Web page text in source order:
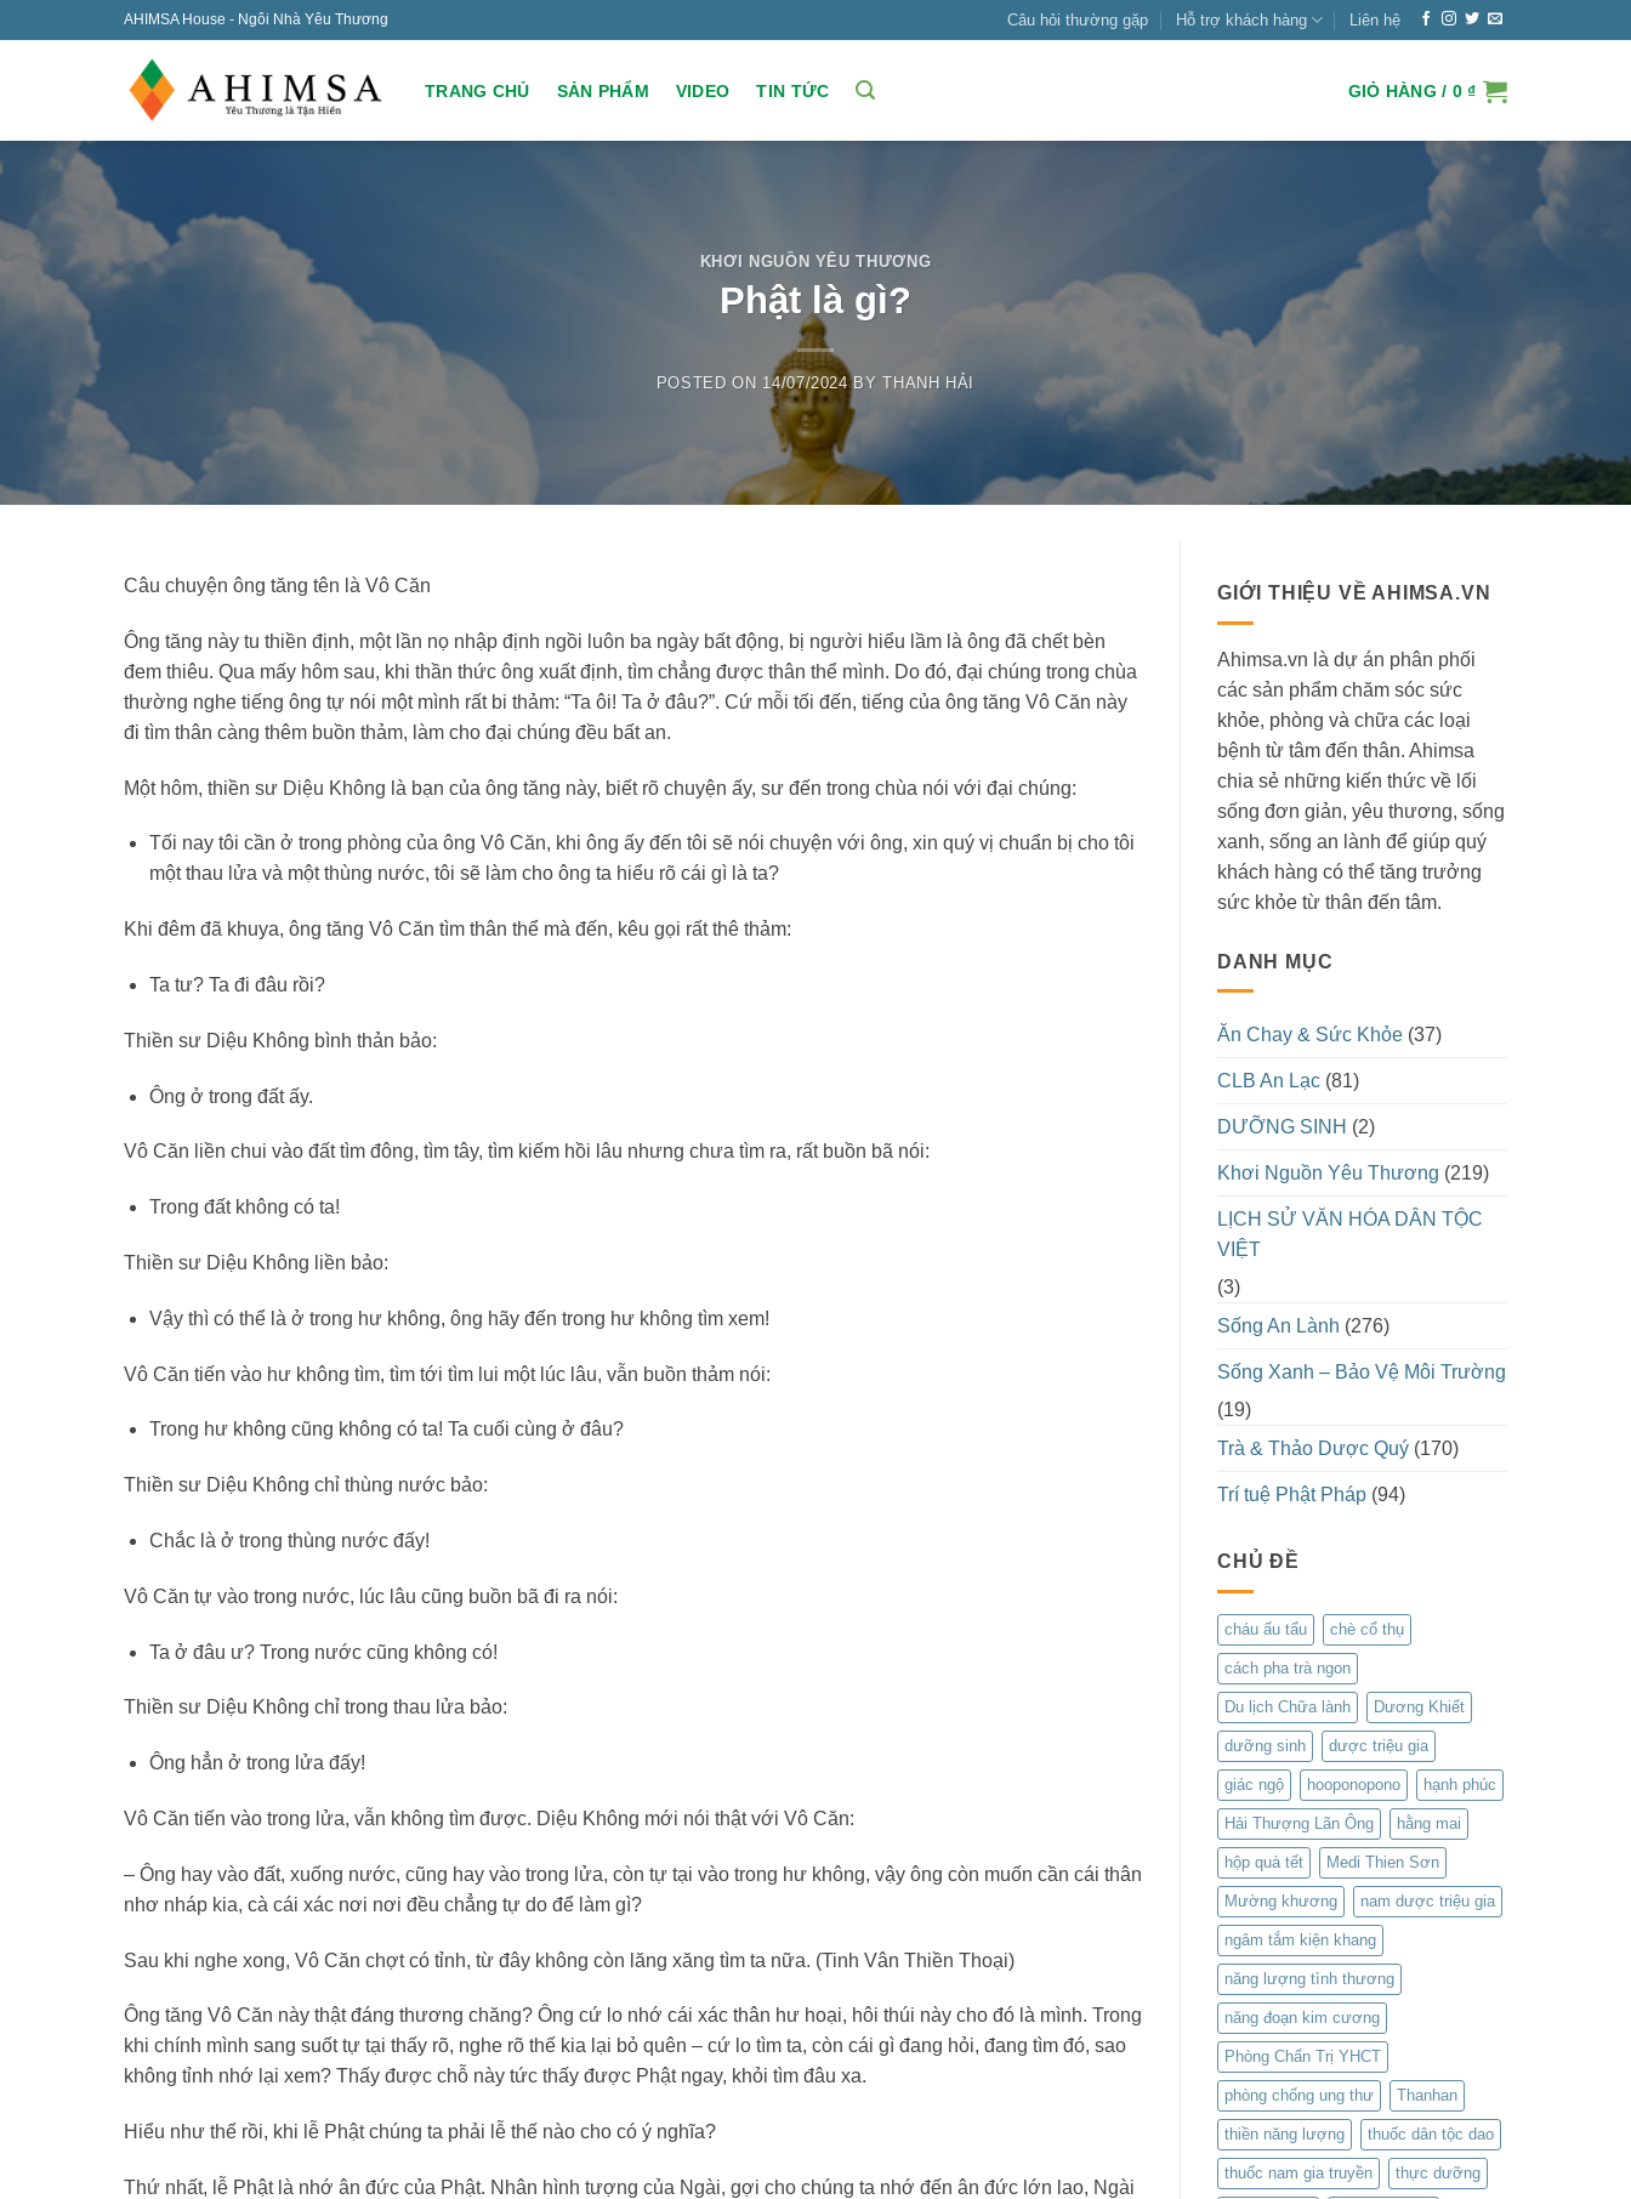
to
AHIMSA House - Ngôi Nhà Yêu Thương Câu hỏi thường gặp Hỗ trợ khách hàng Liên hệ
TRANG CHỦ SẢN PHẨM VIDEO TIN TỨC GIỎ HÀNG / 0₫
KHƠI NGUỒN YÊU THƯƠNG
Phật là gì?
POSTED ON 14/07/2024 BYTHANH HẢI
Câu chuyện ông tăng tên là Vô Căn
Ông tăng này tu thiền định, một lần nọ nhập định ngồi luôn ba ngày bất động, bị người hiểu lầm là ông đã chết bèn
đem thiêu. Qua mấy hôm sau, khi thần thức ông xuất định, tìm chẳng được thân thể mình. Do đó, đại chúng trong chùa
thường nghe tiếng ông tự nói một mình rất bi thảm: “Ta ôi! Ta ở đâu?”. Cứ mỗi tối đến, tiếng của ông tăng Vô Căn này
đi tìm thân càng thêm buồn thảm, làm cho đại chúng đều bất an.
Một hôm, thiền sư Diệu Không là bạn của ông tăng này, biết rõ chuyện ấy, sư đến trong chùa nói với đại chúng:
Tối nay tôi cần ở trong phòng của ông Vô Căn, khi ông ấy đến tôi sẽ nói chuyện với ông, xin quý vị chuẩn bị cho tôi
một thau lửa và một thùng nước, tôi sẽ làm cho ông ta hiểu rõ cái gì là ta?
Khi đêm đã khuya, ông tăng Vô Căn tìm thân thể mà đến, kêu gọi rất thê thảm:
Ta tư? Ta đi đâu rồi?
Thiền sư Diệu Không bình thản bảo:
Ông ở trong đất ấy.
Vô Căn liền chui vào đất tìm đông, tìm tây, tìm kiếm hồi lâu nhưng chưa tìm ra, rất buồn bã nói:
Trong đất không có ta!
Thiền sư Diệu Không liền bảo:
Vậy thì có thể là ở trong hư không, ông hãy đến trong hư không tìm xem!
Vô Căn tiến vào hư không tìm, tìm tới tìm lui một lúc lâu, vẫn buồn thảm nói:
Trong hư không cũng không có ta! Ta cuối cùng ở đâu?
Thiền sư Diệu Không chỉ thùng nước bảo:
Chắc là ở trong thùng nước đấy!
Vô Căn tự vào trong nước, lúc lâu cũng buồn bã đi ra nói:
Ta ở đâu ư? Trong nước cũng không có!
Thiền sư Diệu Không chỉ trong thau lửa bảo:
Ông hẳn ở trong lửa đấy!
Vô Căn tiến vào trong lửa, vẫn không tìm được. Diệu Không mới nói thật với Vô Căn:
– Ông hay vào đất, xuống nước, cũng hay vào trong lửa, còn tự tại vào trong hư không, vậy ông còn muốn cần cái thân
nhơ nháp kia, cà cái xác nơi nơi đều chẳng tự do để làm gì?
Sau khi nghe xong, Vô Căn chợt có tỉnh, từ đây không còn lăng xăng tìm ta nữa. (Tinh Vân Thiền Thoại)
Ông tăng Vô Căn này thật đáng thương chăng? Ông cứ lo nhớ cái xác thân hư hoại, hôi thúi này cho đó là mình. Trong
khi chính mình sang suốt tự tại thấy rõ, nghe rõ thế kia lại bỏ quên – cứ lo tìm ta, còn cái gì đang hỏi, đang tìm đó, sao
không tỉnh nhớ lại xem? Thấy được chỗ này tức thấy được Phật ngay, khỏi tìm đâu xa.
Hiểu như thế rồi, khi lễ Phật chúng ta phải lễ thế nào cho có ý nghĩa?
Thứ nhất, lễ Phật là nhớ ân đức của Phật. Nhân hình tượng của Ngài, gợi cho chúng ta nhớ đến ân đức lớn lao, Ngài
GIỚI THIỆU VỀ AHIMSA.VN
Ahimsa.vn là dự án phân phối
các sản phẩm chăm sóc sức
khỏe, phòng và chữa các loại
bệnh từ tâm đến thân. Ahimsa
chia sẻ những kiến thức về lối
sống đơn giản, yêu thương, sống
xanh, sống an lành để giúp quý
khách hàng có thể tăng trưởng
sức khỏe từ thân đến tâm.
DANH MỤC
Ăn Chay & Sức Khỏe (37)
CLB An Lạc (81)
DƯỠNG SINH (2)
Khơi Nguồn Yêu Thương (219)
LỊCH SỬ VĂN HÓA DÂN TỘC
VIỆT
(3)
Sống An Lành (276)
Sống Xanh – Bảo Vệ Môi Trường
(19)
Trà & Thảo Dược Quý (170)
Trí tuệ Phật Pháp (94)
CHỦ ĐỀ
cháu ấu tẩu chè cổ thụ
cách pha trà ngon
Du lịch Chữa lành Dương Khiết
dưỡng sinh dược triệu gia
giác ngộ hooponopono hạnh phúc
Hải Thượng Lãn Ông hằng mai
hộp quà tết Medi Thien Sơn
Mường khương nam dược triệu gia
ngâm tắm kiện khang
năng lượng tình thương
năng đoạn kim cương
Phòng Chẩn Trị YHCT
phòng chống ung thư Thanhan
thiền năng lượng thuốc dân tộc dao
thuốc nam gia truyền thực dưỡng